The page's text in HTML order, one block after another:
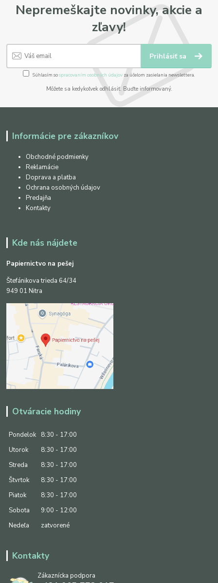
Nepremeškajte novinky, akcie a
zľavy!
Prihlásiť sa
Súhlasím sospracovaním osobných údajov za účelom zasielania newslettera.
Môžete sa kedykoľvek odhlásiť. Buďte informovaný.
Informácie pre zákazníkov
Obchodné podmienky
Reklamácie
Doprava a platba
Ochrana osobných údajov
Predajňa
Kontakty
Kde nás nájdete
Papiernictvo na pešej
Štefánikova trieda 64/34
949 01 Nitra
Otváracie hodiny
Pondelok
8:30 - 17:00
Utorok
8:30 - 17:00
Streda
8:30 - 17:00
Štvrtok
8:30 - 17:00
Piatok
8:30 - 17:00
Sobota
9:00 - 12:00
Nedeľa
zatvorené
Kontakty
Zákaznícka podpora